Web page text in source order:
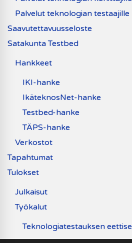
Palvelut teknologian testaajille
Saavutettavuusseloste
Satakunta Testbed
Hankkeet
IKI-hanke
IkäteknosNet-hanke
Testbed-hanke
TÄPS-hanke
Verkostot
Tapahtumat
Tulokset
Julkaisut
Työkalut
Teknologiatestauksen